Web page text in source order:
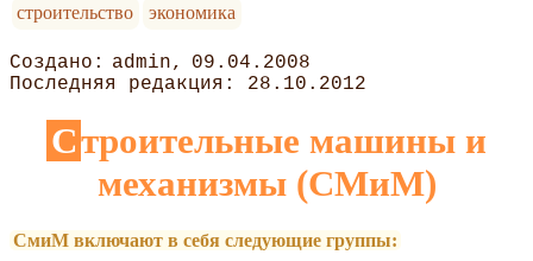
строительство
экономика
admin
09.04.2008
28.10.2012
Строительные машины и
механизмы (СМиМ)
СмиМ включают в себя следующие группы: